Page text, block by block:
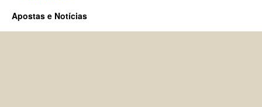
Apostas e Notícias